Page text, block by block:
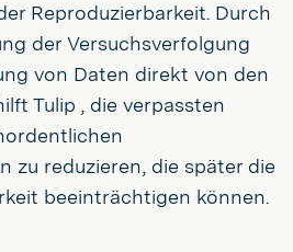
Reproduzierbarkeit. Durch
der Versuchsverfolgung
von Daten direkt von den
Tulip , die verpassten
zu reduzieren, die später die
beeinträchtigen können.